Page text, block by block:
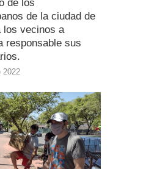
de los
de la ciudad de
los vecinos a
responsable sus
2022